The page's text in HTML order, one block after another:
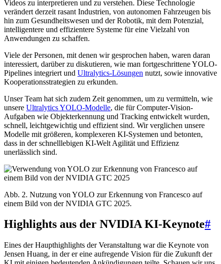
Videos zu interpretieren und zu verstehen. Diese Technologie
verändert derzeit rasant Industrien, von autonomen Fahrzeugen bis
hin zum Gesundheitswesen und der Robotik, mit dem Potenzial,
intelligentere und effizientere Systeme für eine Vielzahl von
Anwendungen zu schaffen.
Viele der Personen, mit denen wir gesprochen haben, waren daran
interessiert, darüber zu diskutieren, wie man fortgeschrittene YOLO-
Pipelines integriert und Ultralytics-Lösungen nutzt, sowie innovative
Kooperationsstrategien zu erkunden.
Unser Team hat sich zudem Zeit genommen, um zu vermitteln, wie
unsere Ultralytics YOLO-Modelle, die für Computer-Vision-
Aufgaben wie Objekterkennung und Tracking entwickelt wurden,
schnell, leichtgewichtig und effizient sind. Wir verglichen unsere
Modelle mit größeren, komplexeren KI-Systemen und betonten,
dass in der schnelllebigen KI-Welt Agilität und Effizienz
unerlässlich sind.
Abb. 2. Nutzung von YOLO zur Erkennung von Francesco auf
einem Bild von der NVIDIA GTC 2025.
Highlights aus der NVIDIA KI-Keynote#
Eines der Haupthighlights der Veranstaltung war die Keynote von
Jensen Huang, in der er eine aufregende Vision für die Zukunft der